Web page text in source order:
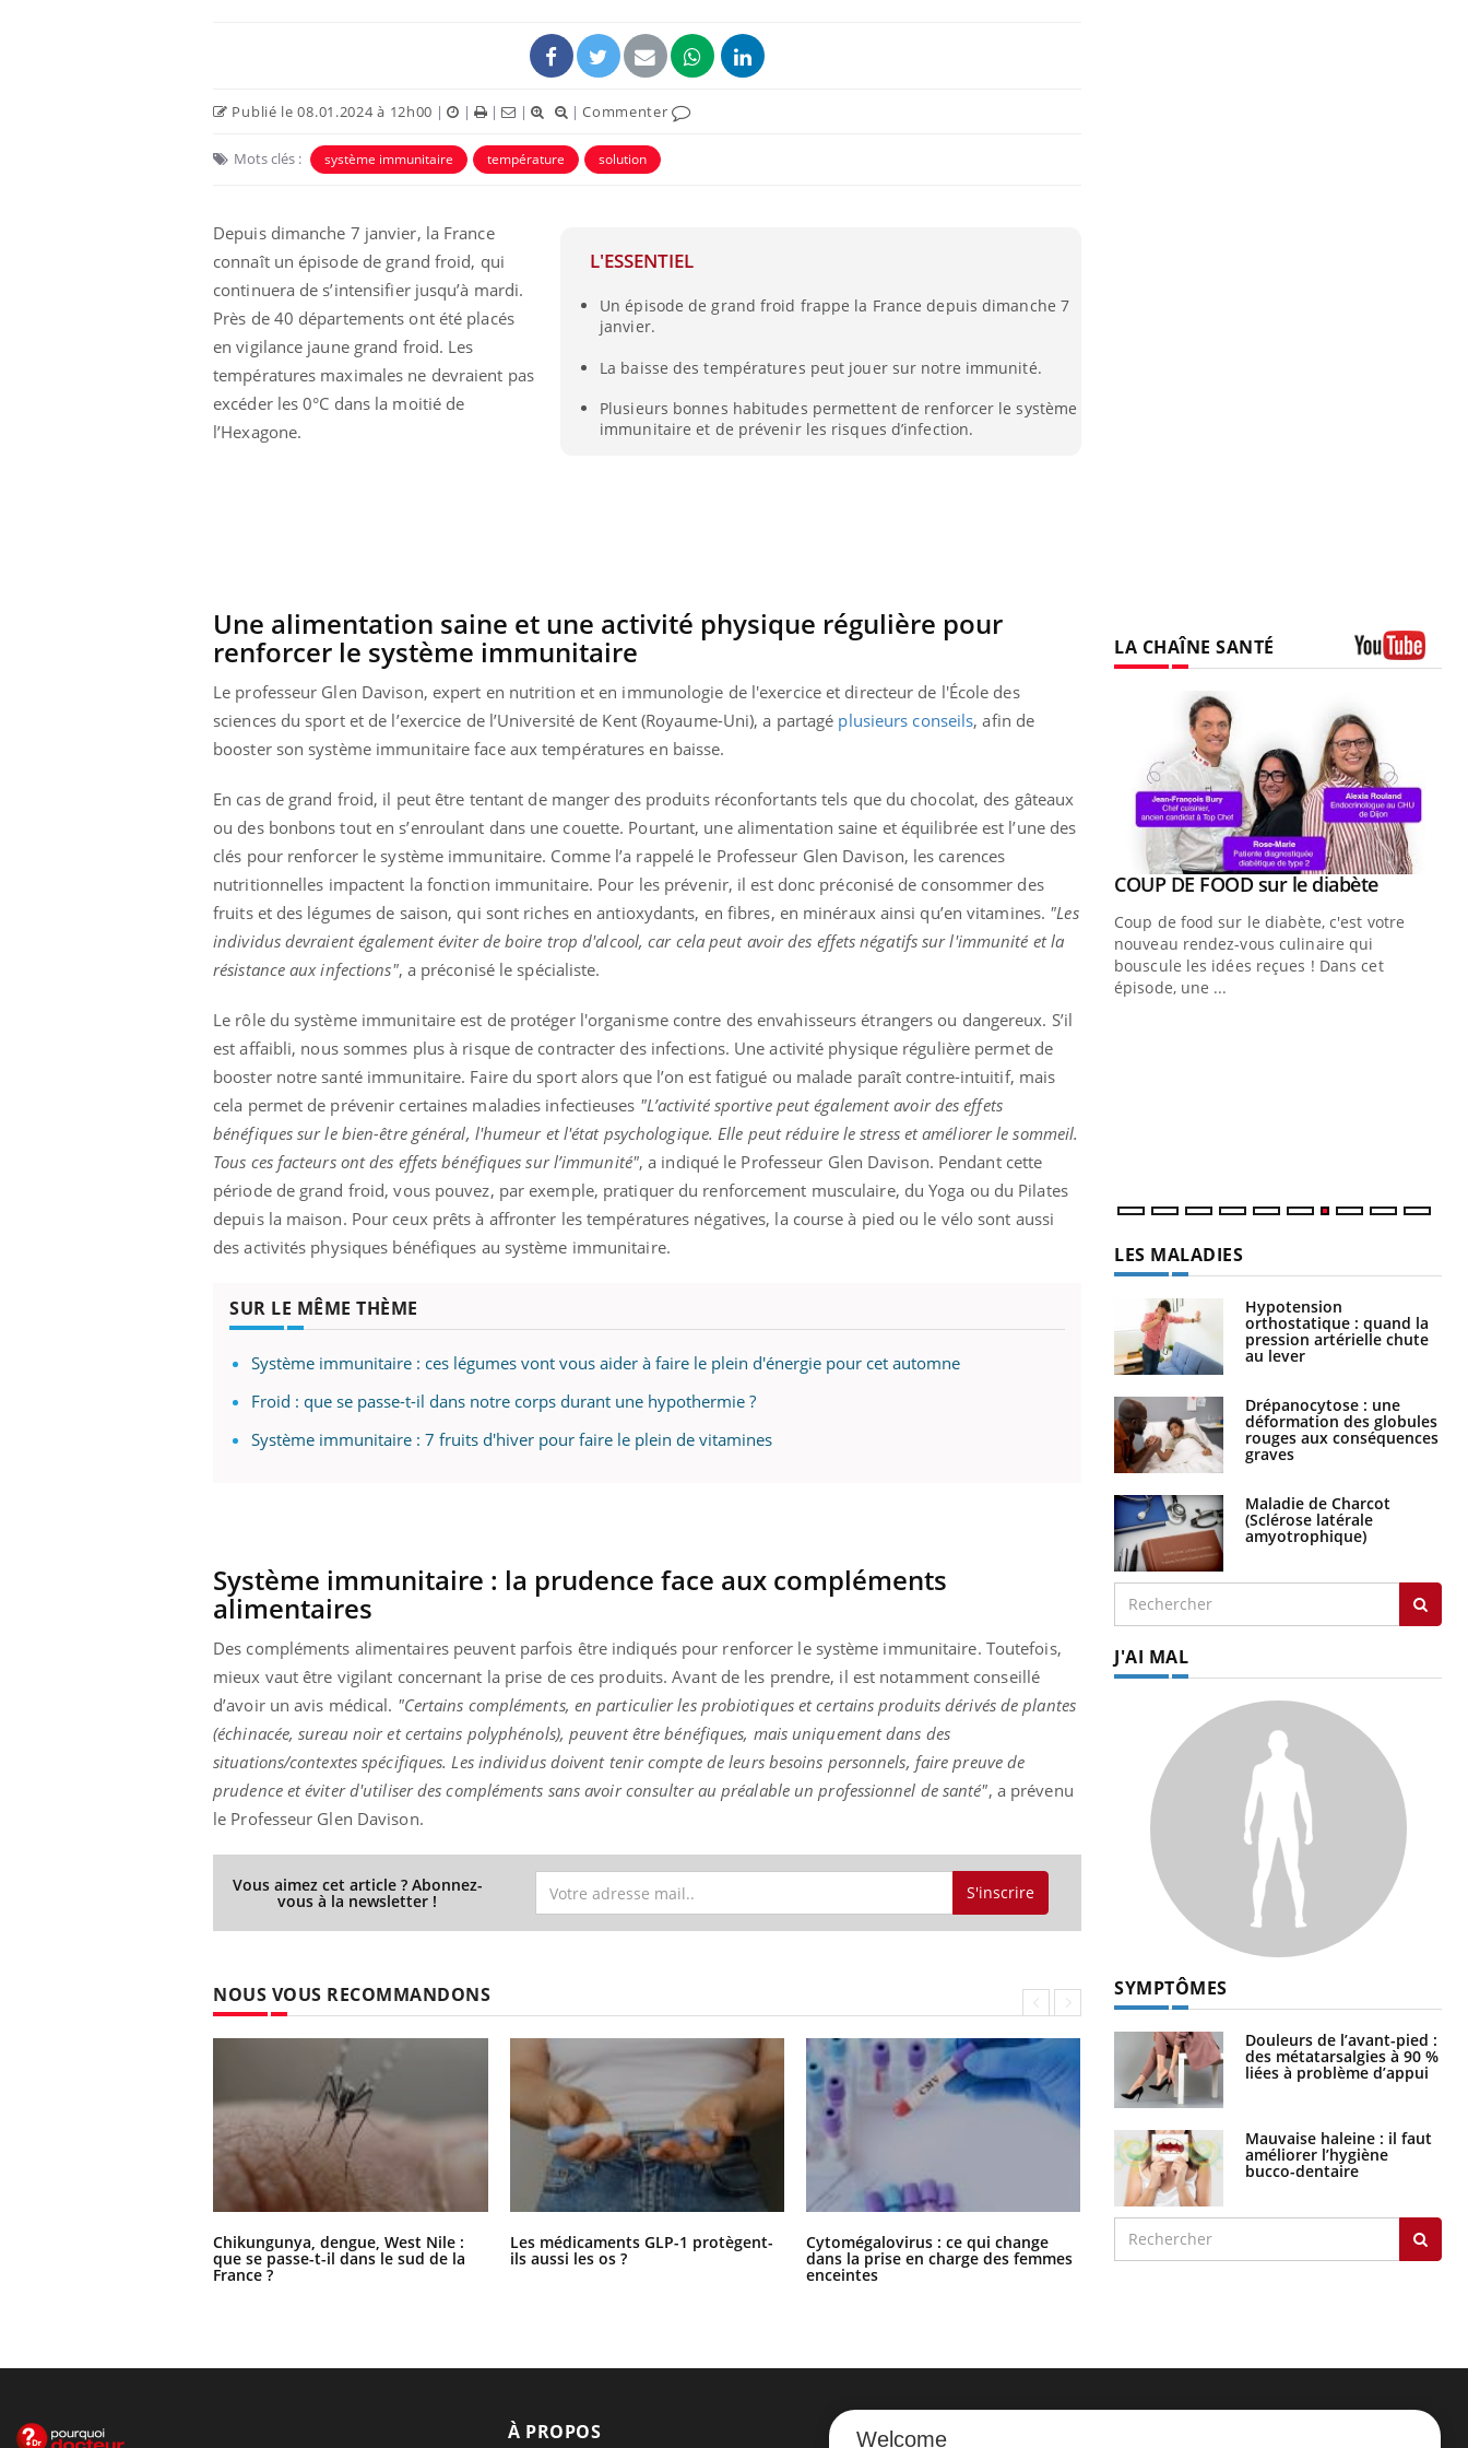
Publié le 08.01.2024 à 12h00 | | | | |Commenter
Mots clés : système immunitaire température solution
L'ESSENTIEL
Un épisode de grand froid frappe la France depuis dimanche 7
janvier.
La baisse des températures peut jouer sur notre immunité.
Plusieurs bonnes habitudes permettent de renforcer le système
immunitaire et de prévenir les risques d’infection.
Depuis dimanche 7 janvier, la France
connaît un épisode de grand froid, qui
continuera de s’intensifier jusqu’à mardi.
Près de 40 départements ont été placés
en vigilance jaune grand froid. Les
températures maximales ne devraient pas
excéder les 0°C dans la moitié de
l’Hexagone.
Une alimentation saine et une activité physique régulière pour
renforcer le système immunitaire
Le professeur Glen Davison, expert en nutrition et en immunologie de l'exercice et directeur de l'École des
sciences du sport et de l’exercice de l’Université de Kent (Royaume-Uni), a partagé plusieurs conseils, afin de
booster son système immunitaire face aux températures en baisse.
En cas de grand froid, il peut être tentant de manger des produits réconfortants tels que du chocolat, des gâteaux
ou des bonbons tout en s’enroulant dans une couette. Pourtant, une alimentation saine et équilibrée est l’une des
clés pour renforcer le système immunitaire. Comme l’a rappelé le Professeur Glen Davison, les carences
nutritionnelles impactent la fonction immunitaire. Pour les prévenir, il est donc préconisé de consommer des
fruits et des légumes de saison, qui sont riches en antioxydants, en fibres, en minéraux ainsi qu’en vitamines. "Les
individus devraient également éviter de boire trop d'alcool, car cela peut avoir des effets négatifs sur l'immunité et la
résistance aux infections", a préconisé le spécialiste.
Le rôle du système immunitaire est de protéger l'organisme contre des envahisseurs étrangers ou dangereux. S’il
est affaibli, nous sommes plus à risque de contracter des infections. Une activité physique régulière permet de
booster notre santé immunitaire. Faire du sport alors que l’on est fatigué ou malade paraît contre-intuitif, mais
cela permet de prévenir certaines maladies infectieuses "L’activité sportive peut également avoir des effets
bénéfiques sur le bien-être général, l'humeur et l'état psychologique. Elle peut réduire le stress et améliorer le sommeil.
Tous ces facteurs ont des effets bénéfiques sur l’immunité", a indiqué le Professeur Glen Davison. Pendant cette
période de grand froid, vous pouvez, par exemple, pratiquer du renforcement musculaire, du Yoga ou du Pilates
depuis la maison. Pour ceux prêts à affronter les températures négatives, la course à pied ou le vélo sont aussi
des activités physiques bénéfiques au système immunitaire.
SUR LE MÊME THÈME
Système immunitaire : ces légumes vont vous aider à faire le plein d'énergie pour cet automne
Froid : que se passe-t-il dans notre corps durant une hypothermie ?
Système immunitaire : 7 fruits d'hiver pour faire le plein de vitamines
Système immunitaire : la prudence face aux compléments
alimentaires
Des compléments alimentaires peuvent parfois être indiqués pour renforcer le système immunitaire. Toutefois,
mieux vaut être vigilant concernant la prise de ces produits. Avant de les prendre, il est notamment conseillé
d’avoir un avis médical. "Certains compléments, en particulier les probiotiques et certains produits dérivés de plantes
(échinacée, sureau noir et certains polyphénols), peuvent être bénéfiques, mais uniquement dans des
situations/contextes spécifiques. Les individus doivent tenir compte de leurs besoins personnels, faire preuve de
prudence et éviter d'utiliser des compléments sans avoir consulter au préalable un professionnel de santé", a prévenu
le Professeur Glen Davison.
Vous aimez cet article ? Abonnez-
vous à la newsletter ! S'inscrire
NOUS VOUS RECOMMANDONS
Chikungunya, dengue, West Nile :
que se passe-t-il dans le sud de la
France ?
Les médicaments GLP-1 protègent-
ils aussi les os ?
Cytomégalovirus : ce qui change
dans la prise en charge des femmes
enceintes
La sieste empêche-t-elle de dormir
LA CHAÎNE SANTÉ
Eczéma Chronique des Mains : se
préparer pour l’été ! Youtube
L'été arrive… et avec lui, un tout nouveau
rythme de vie ! Vacances, plage, piscine,
soleil, activités en plein air… Nos mains
Youtube
Diabète & Ramadan 2026Youtube
Le Ramadan approche, et, pour de
nombreuses personnes atteintes de
diabète, c'est une période de questions, de
Youtube
Un « jumeau numérique » pour
faciliter l’accès à la médecine
préventiveYoutube
numérique » permet ...
Youtube
COUP DE FOOD sur le diabèteYoutube
Coup de food sur le diabète, c'est votre
nouveau rendez-vous culinaire qui
bouscule les idées reçues ! Dans cet
épisode, une ...
LES MALADIES
Hypotension
orthostatique : quand la
pression artérielle chute
au lever
Drépanocytose : une
déformation des globules
rouges aux conséquences
graves
Maladie de Charcot
(Sclérose latérale
amyotrophique)
J'AI MAL
SYMPTÔMES
Douleurs de l’avant-pied :
des métatarsalgies à 90 %
liées à problème d’appui
Mauvaise haleine : il faut
améliorer l’hygiène
bucco-dentaire
À PROPOS NEWSLETTER
Welcome